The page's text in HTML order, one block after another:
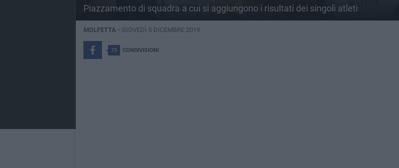
Piazzamento di squadra a cui si aggiungono i risultati dei singoli atleti
MOLFETTA - GIOVEDÌ 5 DICEMBRE 2019
73 CONDIVISIONI